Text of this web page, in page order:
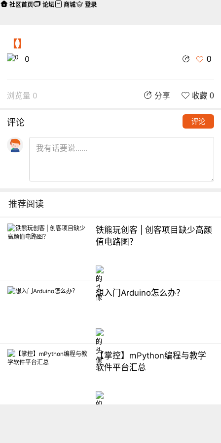
【】
0 0
浏览量 0 分享 收藏 0
评论 评论
推荐阅读
铁熊玩创客 | 创客项目缺少高颜
值电路图？
想入门Arduino怎么办？
【掌控】mPython编程与教学
软件平台汇总
社区首页 论坛 商城 登录